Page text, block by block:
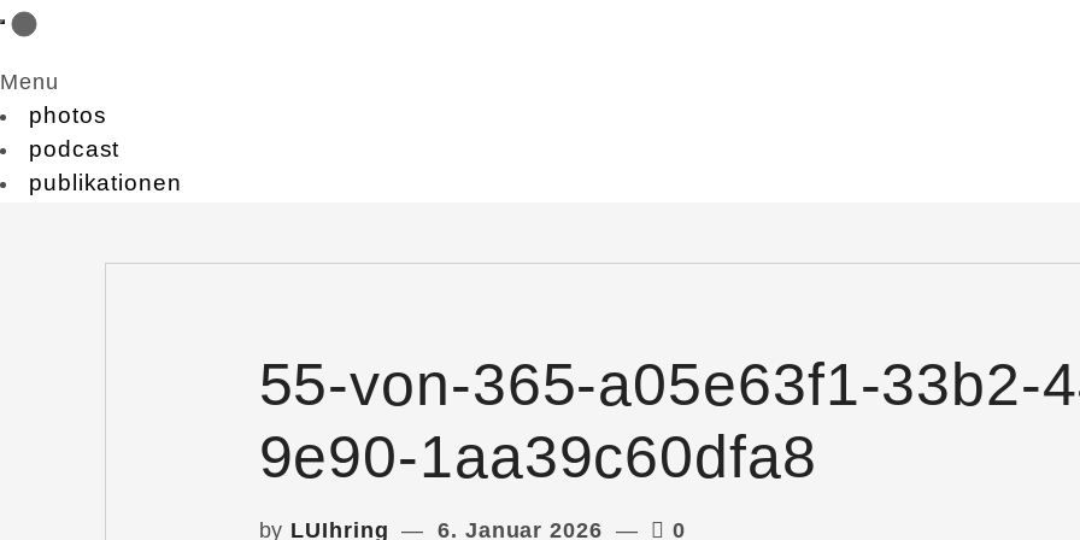
Menu
photos
podcast
publikationen
55-von-365-a05e63f1-33b2-
9e90-1aa39c60dfa8
by LUIhring 6. Januar 2026 0